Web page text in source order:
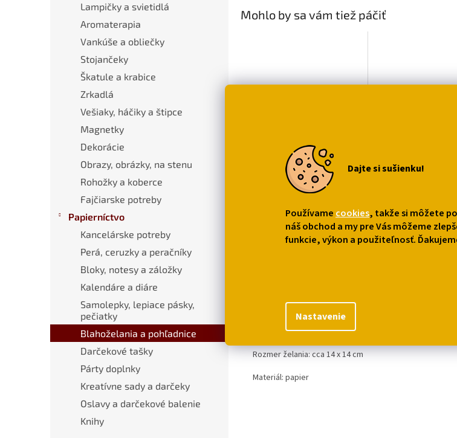
Dajte si sušienku!
Používame cookies, takže si môžete
náš obchod a my pre Vás môžeme
funkcie, výkon a použiteľnosť.
Nastavenie
Lampičky a svietidlá
Aromaterapia
Vankúše a obliečky
Stojančeky
Škatule a krabice
Zrkadlá
Vešiaky, háčiky a štipce
Magnetky
Dekorácie
Obrazy, obrázky, na stenu
Rohožky a koberce
Fajčiarske potreby
Papierníctvo
Kancelárske potreby
Perá, ceruzky a peračníky
Bloky, notesy a záložky
Kalendáre a diáre
Samolepky, lepiace pásky,
pečiatky
Blahoželania a pohľadnice
Darčekové tašky
Párty doplnky
Kreatívne sady a darčeky
Oslavy a darčekové balenie
Knihy
Mohlo by sa vám tiež páčiť
e-shopu Mačacia
mama TENHLE NE!
Vyberte
variantu
Podobné (6) Diskusia
Krásne dizajnové mačacie blahoželanie s
aj veľkým milovníčkam mačiek! Autorský obrázok
textu a v obálke
Rozmer želania: cca 14 x 14 cm
Materiál: papier